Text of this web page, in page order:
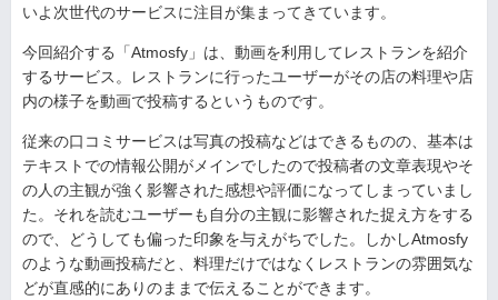
いよ次世代のサービスに注目が集まってきています。
今回紹介する「Atmosfy」は、動画を利用してレストランを紹介
するサービス。レストランに行ったユーザーがその店の料理や店
内の様子を動画で投稿するというものです。
従来の口コミサービスは写真の投稿などはできるものの、基本は
テキストでの情報公開がメインでしたので投稿者の文章表現やそ
の人の主観が強く影響された感想や評価になってしまっていまし
た。それを読むユーザーも自分の主観に影響された捉え方をする
ので、どうしても偏った印象を与えがちでした。しかしAtmosfy
のような動画投稿だと、料理だけではなくレストランの雰囲気な
どが直感的にありのままで伝えることができます。